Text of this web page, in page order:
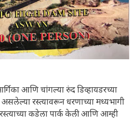
आणि चांगल्या रुंद डिव्हायडरच्या
रस्त्यावरून धरणाच्या मध्यभागी
कडेला पार्क केली आणि आम्ही